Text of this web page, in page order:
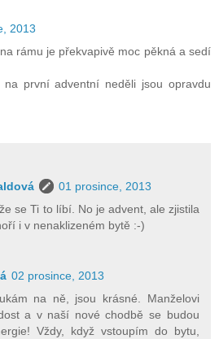
2013
rámu je překvapivě moc pěkná a sedí
na první adventní neděli jsou opravdu
01 prosince, 2013
se Ti to líbí. No je advent, ale zjistila
i v nenaklizeném bytě :-)
02 prosince, 2013
na ně, jsou krásné. Manželovi
a v naší nové chodbě se budou
Vždy, když vstoupím do bytu,